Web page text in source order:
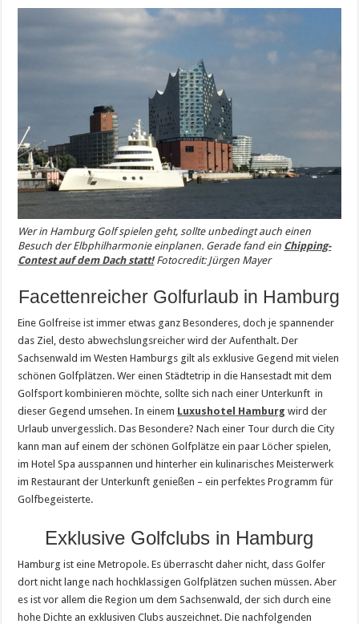
Wer in Hamburg Golf spielen geht, sollte unbedingt auch einen
Besuch der Elbphilharmonie einplanen. Gerade fand ein Chipping-
Contest auf dem Dach statt!Fotocredit: Jürgen Mayer
Facettenreicher Golfurlaub in Hamburg
Eine Golfreise ist immer etwas ganz Besonderes, doch je spannender
das Ziel, desto abwechslungsreicher wird der Aufenthalt. Der
Sachsenwald im Westen Hamburgs gilt als exklusive Gegend mit vielen
schönen Golfplätzen. Wer einen Städtetrip in die Hansestadt mit dem
Golfsport kombinieren möchte, sollte sich nach einer Unterkunft in
dieser Gegend umsehen. In einem Luxushotel Hamburg wird der
Urlaub unvergesslich. Das Besondere? Nach einer Tour durch die City
kann man auf einem der schönen Golfplätze ein paar Löcher spielen,
im Hotel Spa ausspannen und hinterher ein kulinarisches Meisterwerk
im Restaurant der Unterkunft genießen – ein perfektes Programm für
Golfbegeisterte.
Exklusive Golfclubs in Hamburg
Hamburg ist eine Metropole. Es überrascht daher nicht, dass Golfer
dort nicht lange nach hochklassigen Golfplätzen suchen müssen. Aber
es ist vor allem die Region um dem Sachsenwald, der sich durch eine
hohe Dichte an exklusiven Clubs auszeichnet. Die nachfolgenden